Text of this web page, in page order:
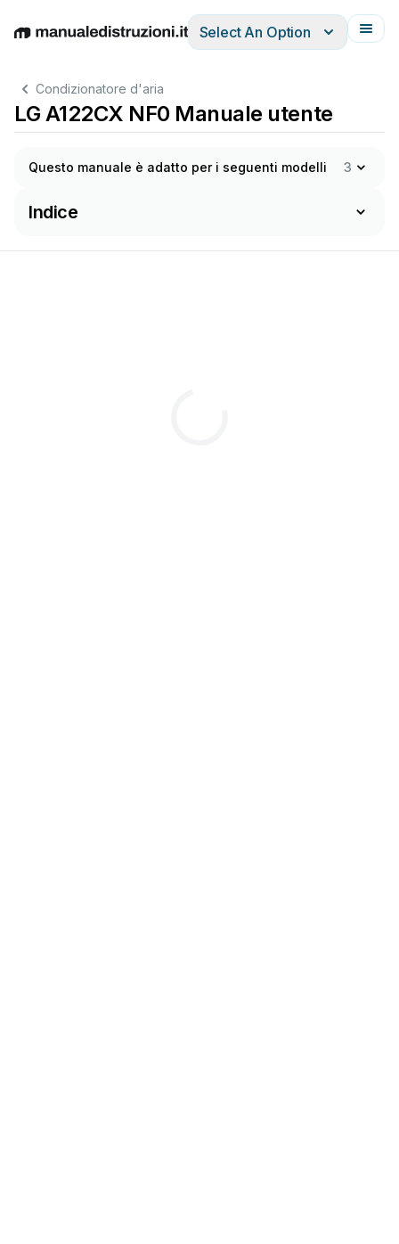
EnglishDeutschEspañolItalianoFrançais
Select An Option
Condizionatore d'aria
LG A122CX NF0 Manuale utente
Questo manuale è adatto per i seguenti modelli 3
Indice